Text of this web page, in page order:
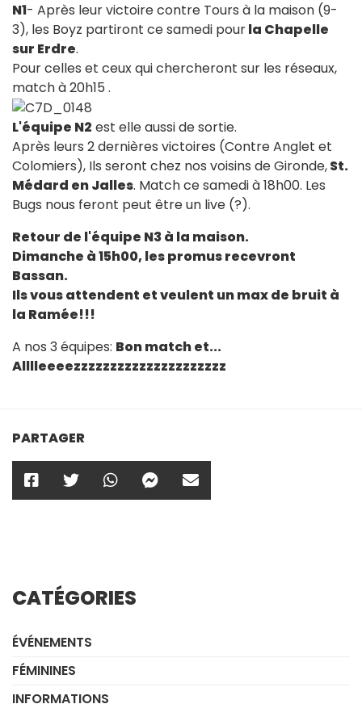
N1- Après leur victoire contre Tours à la maison (9-
3), les Boyz partiront ce samedi pourla Chapelle
sur Erdre.
Pour celles et ceux qui chercheront sur les réseaux,
match à 20h15 .
L'équipe N2 est elle aussi de sortie.
Après leurs 2 dernières victoires (Contre Anglet et
Colomiers), Ils seront chez nos voisins de Gironde,St.
Médard en Jalles. Match ce samedi à 18h00. Les
Bugs nous feront peut êtreun live (?).
Retour de l'équipe N3 à la maison.
Dimanche à 15h00, les promus recevront
Bassan.
Ils vous attendent et veulent un max de bruit à
la Ramée!!!
A nos 3 équipes: Bon match et...
Alllleeeezzzzzzzzzzzzzzzzzzzzz
PARTAGER
CATÉGORIES
ÉVÉNEMENTS
FÉMININES
INFORMATIONS